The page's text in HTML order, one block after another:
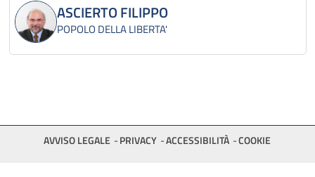
ASCIERTO FILIPPO
POPOLO DELLA LIBERTA'
AVVISO LEGALE PRIVACY ACCESSIBILITÀ COOKIE